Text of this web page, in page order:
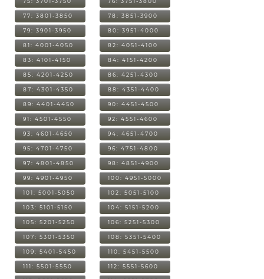
77: 3801-3850 78: 3851-3900
79: 3901-3950 80: 3951-4000
81: 4001-4050 82: 4051-4100
83: 4101-4150 84: 4151-4200
85: 4201-4250 86: 4251-4300
87: 4301-4350 88: 4351-4400
89: 4401-4450 90: 4451-4500
91: 4501-4550 92: 4551-4600
93: 4601-4650 94: 4651-4700
95: 4701-4750 96: 4751-4800
97: 4801-4850 98: 4851-4900
99: 4901-4950 100: 4951-5000
101: 5001-5050 102: 5051-5100
103: 5101-5150 104: 5151-5200
105: 5201-5250 106: 5251-5300
107: 5301-5350 108: 5351-5400
109: 5401-5450 110: 5451-5500
111: 5501-5550 112: 5551-5600